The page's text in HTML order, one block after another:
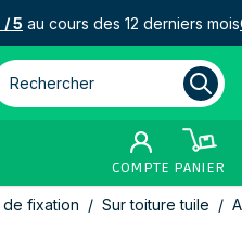
/ 5 au cours des 12 derniers mois
parmi plus de
COMPTE PANIER
de fixation / Sur toiture tuile /